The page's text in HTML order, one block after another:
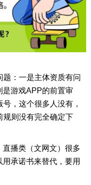
：一是主体资质有问
游戏APP的前置审
，这个很多人没有，
规则没有完全确定下
直播类（文网文）很多
承诺书来替代， 要用